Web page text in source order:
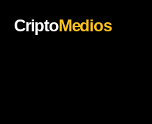
CriptoMedios